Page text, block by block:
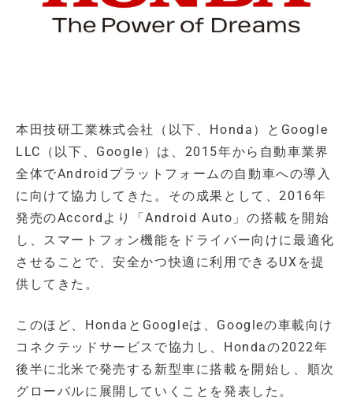
本田技研工業株式会社（以下、Honda）とGoogle
LLC（以下、Google）は、2015年から自動車業界
全体でAndroidプラットフォームの自動車への導入
に向けて協力してきた。その成果として、2016年
発売のAccordより「Android Auto」の搭載を開始
し、スマートフォン機能をドライバー向けに最適化
させることで、安全かつ快適に利用できるUXを提
供してきた。
このほど、HondaとGoogleは、Googleの車載向け
コネクテッドサービスで協力し、Hondaの2022年
後半に北米で発売する新型車に搭載を開始し、順次
グローバルに展開していくことを発表した。